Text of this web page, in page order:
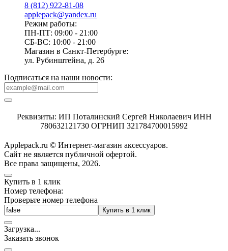
8 (812) 922-81-08
applepack@yandex.ru
Режим работы:
ПН-ПТ: 09:00 - 21:00
СБ-ВС: 10:00 - 21:00
Магазин в Санкт-Петербурге:
ул. Рубинштейна, д. 26
Подписаться на наши новости:
Реквизиты: ИП Поталинский Сергей Николаевич ИНН
780632121730 ОГРНИП 321784700015992
Applepack.ru © Интернет-магазин аксессуаров.
Cайт не является публичной офертой.
Все права защищены, 2026.
Купить в 1 клик
Номер телефона:
Проверьте номер телефона
Купить в 1 клик
Загрузка...
Заказать звонок